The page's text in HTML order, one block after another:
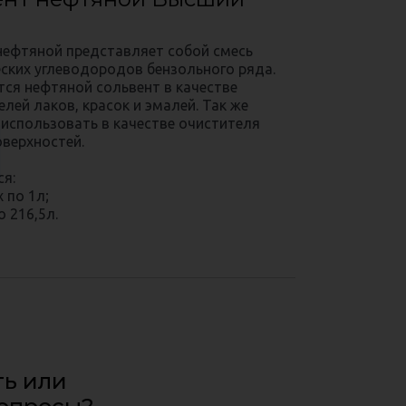
представляет собой смесь
углеводородов бензольного ряда.
нефтяной сольвент в качестве
лаков, красок и эмалей. Так же
в качестве очистителя
по 1л;
216,5л.
или